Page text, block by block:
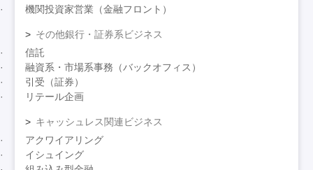
機関投資家営業（金融フロント）
その他銀行・証券系ビジネス
信託
融資系・市場系事務（バックオフィス）
引受（証券）
リテール企画
キャッシュレス関連ビジネス
アクワイアリング
イシュイング